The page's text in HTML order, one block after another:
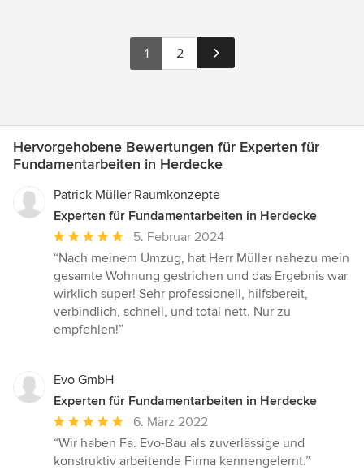
1 2
Hervorgehobene Bewertungen für Experten für
Fundamentarbeiten in Herdecke
Patrick Müller Raumkonzepte
Experten für Fundamentarbeiten in Herdecke
Durchschnittliche
Bewertung:
5
von
5
Sternen
5. Februar 2024
“Nach meinem Umzug, hat Herr Müller nahezu mein
gesamte Wohnung gestrichen und das Ergebnis war
wirklich super! Sehr professionell, hilfsbereit,
verbindlich, schnell, und total nett. Nur zu
empfehlen!”
Evo GmbH
Experten für Fundamentarbeiten in Herdecke
Durchschnittliche
Bewertung:
5
6. März 2022
“Wir haben Fa. Evo-Bau als zuverlässige und
konstruktiv arbeitende Firma kennengelernt.”